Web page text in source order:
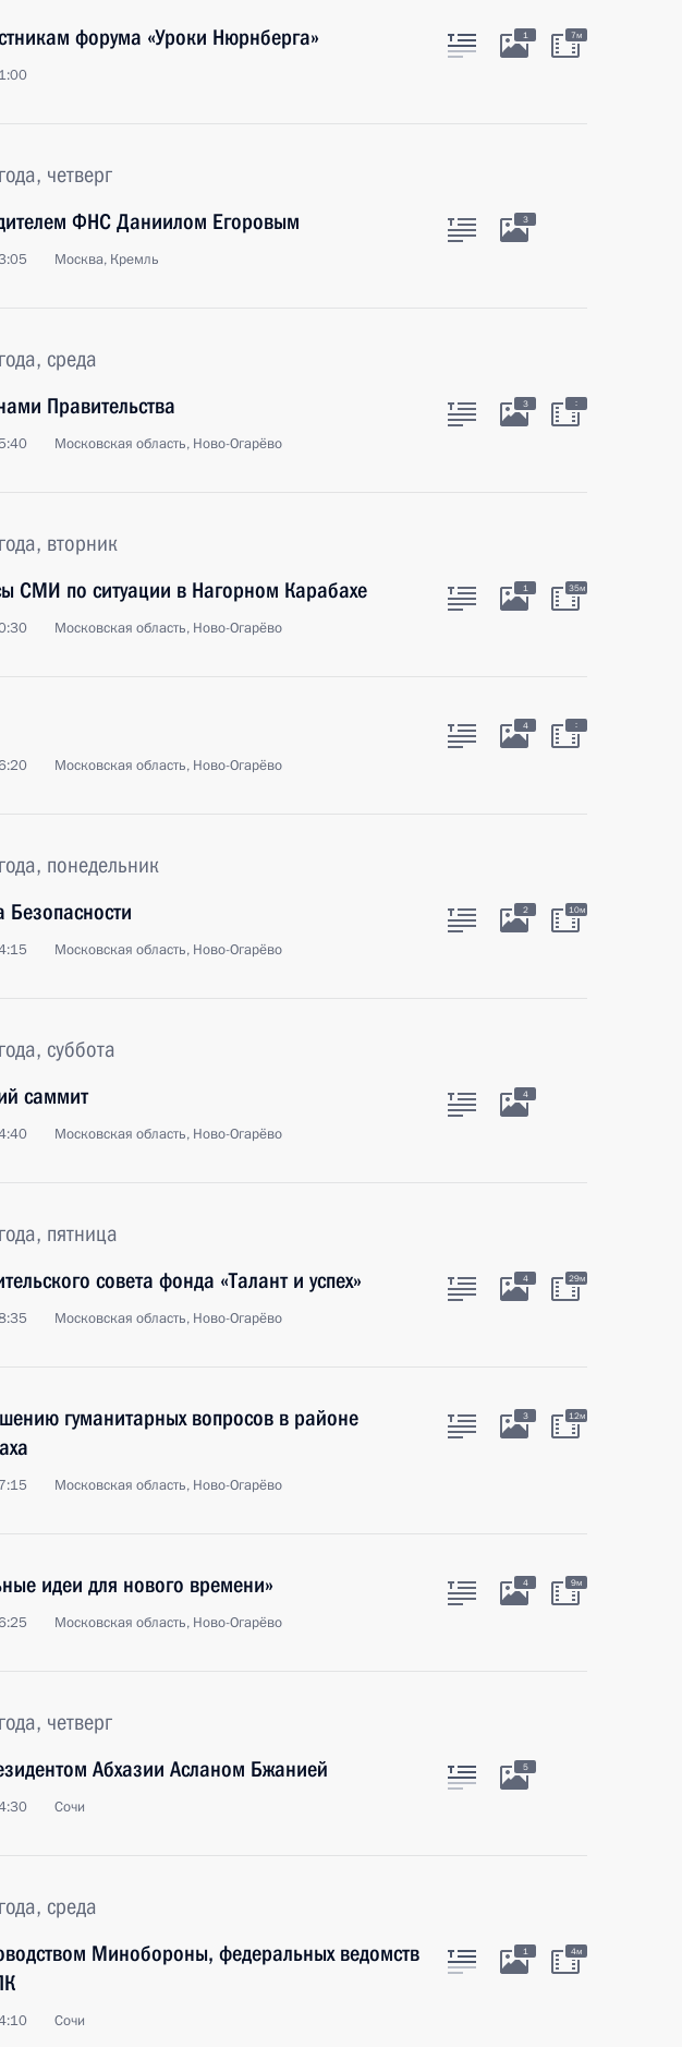
форума «Уроки Нюрнберга» 1 7м
четверг
ФНС Даниилом Егоровым
Москва, Кремль
3
среда
Правительства
Московская область, Ново-Огарёво
3 :
вторник
СМИ по ситуации в Нагорном Карабахе
Московская область, Ново-Огарёво
1 35м
Московская область, Ново-Огарёво
4 :
понедельник
Безопасности
Московская область, Ново-Огарёво
2 10м
суббота
саммит
Московская область, Ново-Огарёво
4
пятница
совета фонда «Талант и успех»
Московская область, Ново-Огарёво
4 29м
гуманитарных вопросов в районе
Московская область, Ново-Огарёво
3 12м
идеи для нового времени»
Московская область, Ново-Огарёво
4 9м
четверг
Абхазии Асланом Бжанией
Сочи
5
среда
Минобороны, федеральных ведомств
Сочи
1 4м